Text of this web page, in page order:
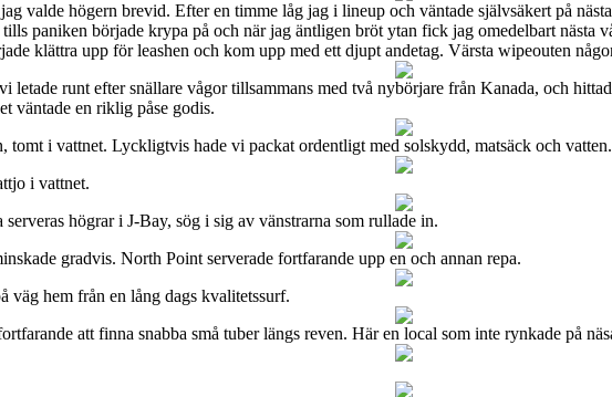
valde högern brevid. Efter en timme låg jag i lineup och väntade självsäkert på
paniken började krypa på och när jag äntligen bröt ytan fick jag omedelbart
klättra upp för leashen och kom upp med ett djupt andetag. Värsta wipeouten
letade runt efter snällare vågor tillsammans med två nybörjare från Kanada, och
väntade en riklig påse godis.
tomt i vattnet. Lyckligtvis hade vi packat ordentligt med solskydd, matsäck och vatten.
i vattnet.
högrar i J-Bay, sög i sig av vänstrarna som rullade in.
gradvis. North Point serverade fortfarande upp en och annan repa.
väg hem från en lång dags kvalitetssurf.
att finna snabba små tuber längs reven. Här en local som inte rynkade på